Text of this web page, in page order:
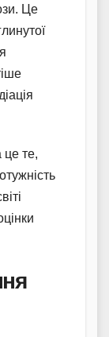
Це
це те,